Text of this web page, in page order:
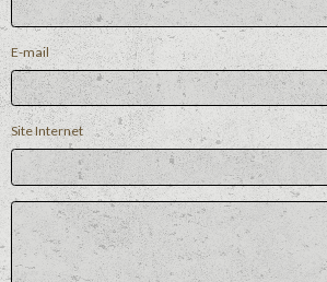
E-mail
Site Internet